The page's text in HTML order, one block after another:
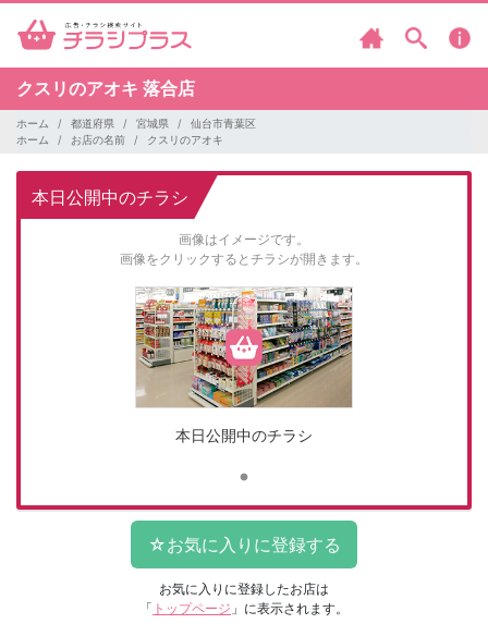
クスリのアオキ 落合店
ホーム 都道府県 宮城県
仙台市青葉区
ホーム
お店の名前 クスリのアオキ
本日公開中のチラシ
画像はイメージです。
画像をクリックするとチラシが開きます。
本日公開中のチラシ
お気に入りに登録したお店は
「 トップページ 」に表示されます。